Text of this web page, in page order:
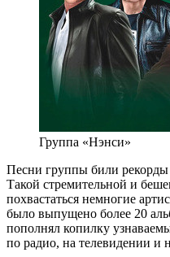
Группа «Нэнси»
Песни группы били рекорды
Такой стремительной и
похвастаться немногие
было выпущено более 20
пополнял копилку
по радио, на телевидении и